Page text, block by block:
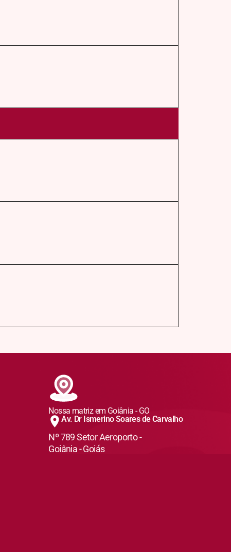
Nossa matriz em Goiânia - GO
Av. Dr Ismerino Soares de Carvalho
Nº 789 Setor Aeroporto -
Goiânia - Goiás